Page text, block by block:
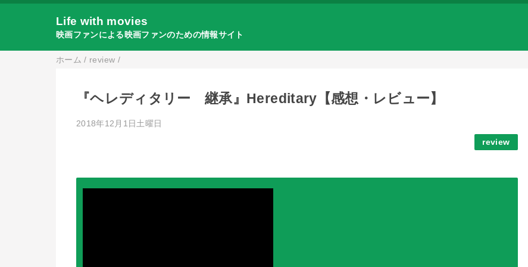
Life with movies
映画ファンによる映画ファンのための情報サイト
ホーム / review /
『ヘレディタリー 継承』Hereditary【感想・レビュー】
2018年12月1日土曜日
review